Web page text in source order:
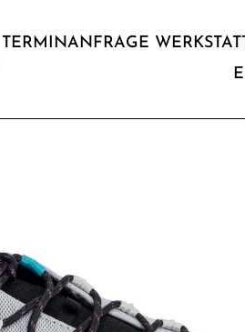
TERMINANFRAGE